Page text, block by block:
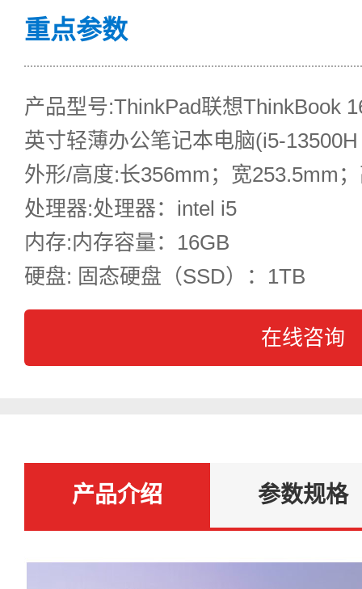
重点参数
产品型号:ThinkPad联想ThinkBook
英寸轻薄办公笔记本电脑(i5-
外形/高度:长356mm；宽253.5mm
处理器:处理器：intel i5
内存:内存容量：16GB
硬盘: 固态硬盘（SSD）：1TB
在线咨询
产品介绍 参数规格